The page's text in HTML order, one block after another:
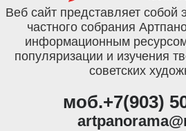
Веб сайт представляет собой
частного собрания
информационным
популяризации и изучения
советских
моб.+7(903)